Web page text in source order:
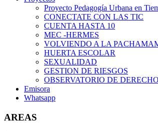
Proyecto Pedagogía Urbana en
CONECTATE CON LAS TIC
CUENTA HASTA 10
MEC -HERMES
VOLVIENDO A LA
HUERTA ESCOLAR
SEXUALIDAD
GESTION DE RIESGOS
OBSERVATORIO DE
Emisora
Whatsapp
AREAS